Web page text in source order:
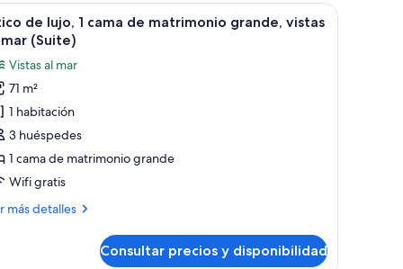
una mesa redonda con fruta, un televisor y un balcón con mobiliario
Un espacio amplio con dos sofás
9
de lujo, 1 cama de matrimonio grande, vistas
(Suite)
Vistas al mar
71 m²
1 habitación
3 huéspedes
1 cama de matrimonio grande
Wifi gratis
más detalles
Consultar precios y disponibilidad